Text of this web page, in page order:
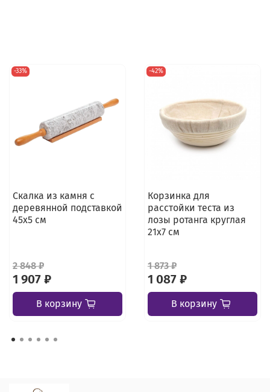
-33%
Скалка из камня с
деревянной подставкой
45х5 см
2 848 ₽
1 907 ₽
В корзину
-42%
Корзинка для
расстойки теста из
лозы ротанга круглая
21х7 см
1 873 ₽
1 087 ₽
В корзину